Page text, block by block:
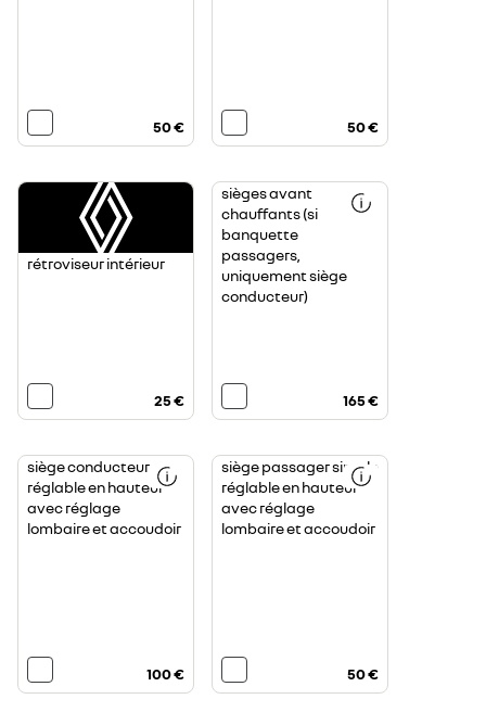
50 € 50 €
rétroviseur intérieur
25 €
sièges avant
chauffants (si
banquette
passagers,
uniquement siège
conducteur)
165 €
siège conducteur
réglable en hauteur
avec réglage
lombaire et accoudoir
100 €
siège passager simple
réglable en hauteur
avec réglage
lombaire et accoudoir
50 €